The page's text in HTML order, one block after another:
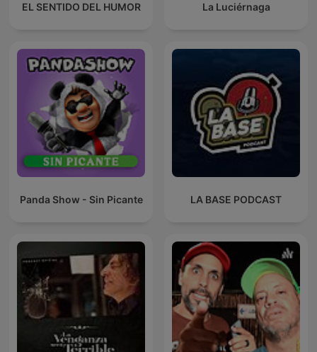
EL SENTIDO DEL HUMOR La Luciérnaga
Panda Show - Sin Picante LA BASE PODCAST